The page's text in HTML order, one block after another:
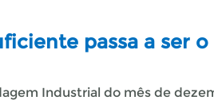
passa a ser
Industrial do mês de